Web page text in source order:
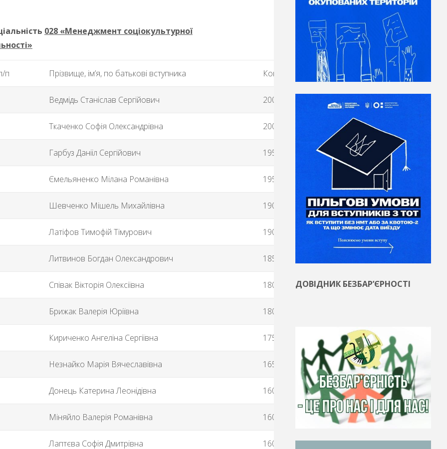
028 «Менеджмент соціокультурної
»
п Прізвище, ім’я, по батькові вступника Конкурсний бал
Ведмідь Станіслав Сергійович 200
Ткаченко Софія Олександрівна 200
Гарбуз Данііл Сергійович 195
Ємельяненко Мілана Романівна 195
Шевченко Мішель Михайлівна 190
Латіфов Тимофій Тімурович 190
Литвинов Богдан Олександрович 185
Співак Вікторія Олексіївна 180
Брижак Валерія Юріївна 180
Кириченко Ангеліна Сергіївна 175
Незнайко Марія Вячеславівна 165
Донець Катерина Леонідівна 160
Міняйло Валерія Романівна 160
Лаптєва Софія Дмитрівна 160
ДОВІДНИК БЕЗБАР’ЄРНОСТІ